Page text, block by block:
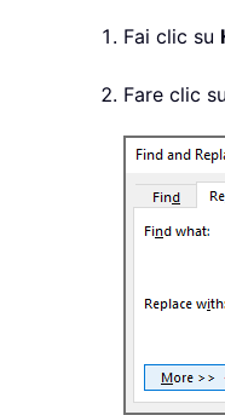
Fai clic su
Fare clic